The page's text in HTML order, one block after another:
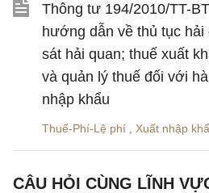
Thông tư 194/2010/TT-
hướng dẫn về thủ tục hải
sát hải quan; thuế xuất
và quản lý thuế đối với
nhập khẩu
Thuế-Phí-Lệ phí Xuất nhập
CÂU HỎI CÙNG LĨNH